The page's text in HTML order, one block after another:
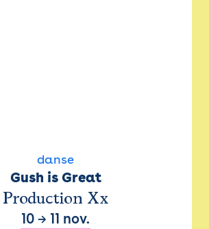
danse
Gush is Great
Production Xx
10 → 11 nov.